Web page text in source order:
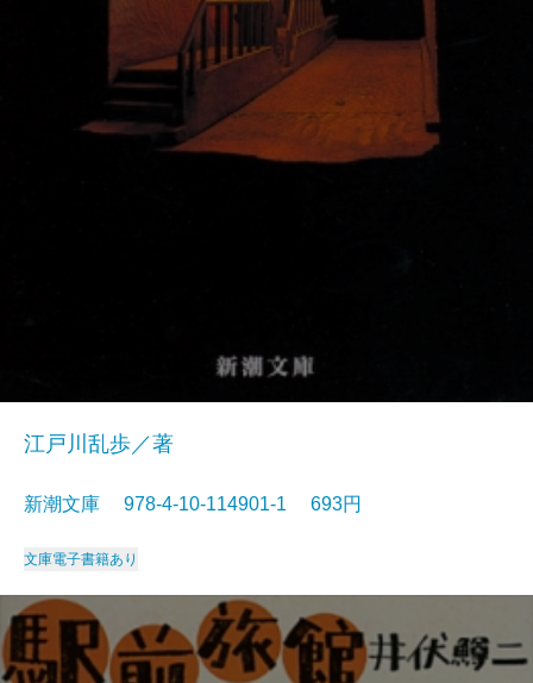
江戸川乱歩／著
新潮文庫 978-4-10-114901-1 693円
文庫電子書籍あり